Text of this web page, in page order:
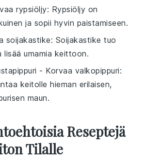
rypsiöljy: Rypsiöljy on
ja sopii hyvin paistamiseen.
soijakastike: Soijakastike tuo
lisää umamia keittoon.
- Korvaa valkopippuri:
keitolle hieman erilaisen,
maun.
Reseptejä
Tilalle